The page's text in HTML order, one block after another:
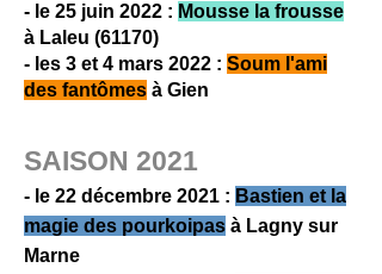
- le 25 juin 2022 : Mousse la frousse
à Laleu (61170)
- les 3 et 4 mars 2022 : Soum l'ami
des fantômes à Gien
SAISON 2021
- le 22 décembre 2021 : Bastien et la
magie des pourkoipas à Lagny sur
Marne